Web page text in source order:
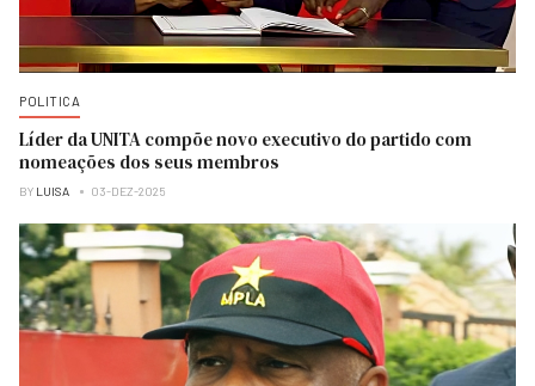
POLITICA
Líder da UNITA compõe novo executivo do partido com
nomeações dos seus membros
BY LUISA 03-DEZ-2025